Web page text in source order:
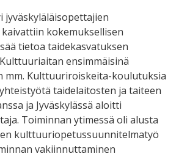
kokemuksellisen
tietoa taidekasvatuksen
ensimmäisinä
mm. Kulttuuriroiskeita-koulutuksia
taidelaitosten ja taiteen
ja Jyväskylässä aloitti
Toiminnan ytimessä oli alusta
kulttuuriopetussuunnitelmatyö
vakiinnuttaminen